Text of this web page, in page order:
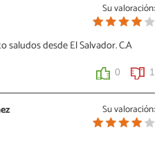
Su valoración:
desde El Salvador. C.A
0 1
Su valoración: